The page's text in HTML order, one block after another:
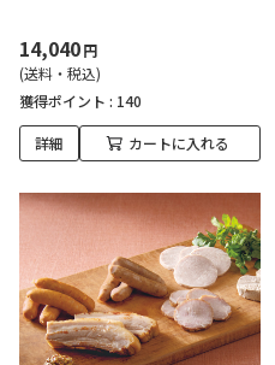
14,040円
(送料・税込)
獲得ポイント : 140
詳細 カートに入れる